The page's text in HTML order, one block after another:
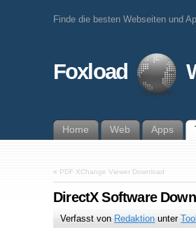
Finde die besten Webseiten und
Foxload
Home Web Apps
« PDF XChange Viewer Download
DirectX Software
Verfasst von Redaktion unter